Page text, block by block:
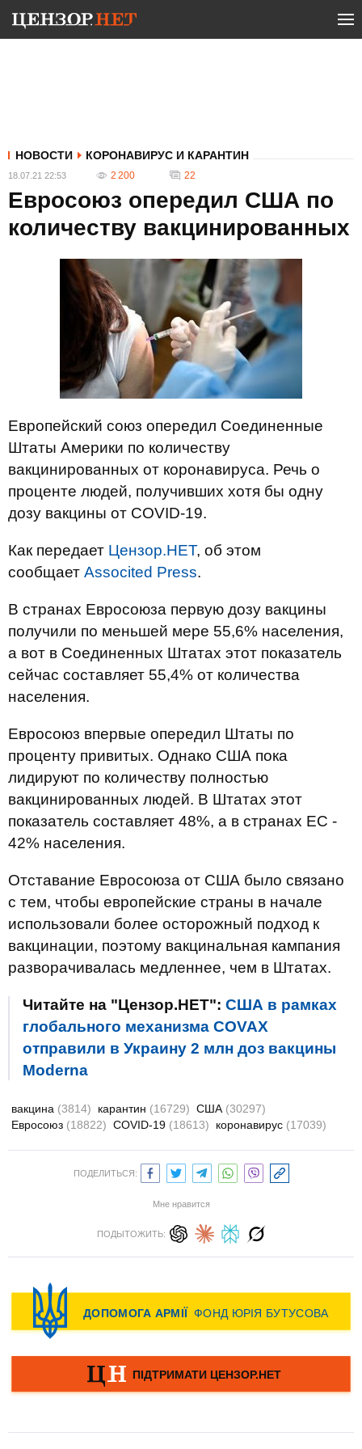
НОВОСТИ КОРОНАВИРУС И КАРАНТИН
18.07.21 22:53 2 200 22
Евросоюз опередил США по
количеству вакцинированных
Европейский союз опередил Соединенные
Штаты Америки по количеству
вакцинированных от коронавируса. Речь о
проценте людей, получивших хотя бы одну
дозу вакцины от COVID-19.
Как передает Цензор.НЕТ, об этом
сообщает Associted Press.
В странах Евросоюза первую дозу вакцины
получили по меньшей мере 55,6% населения,
а вот в Соединенных Штатах этот показатель
сейчас составляет 55,4% от количества
населения.
Евросоюз впервые опередил Штаты по
проценту привитых. Однако США пока
лидируют по количеству полностью
вакцинированных людей. В Штатах этот
показатель составляет 48%, а в странах ЕС -
42% населения.
Отставание Евросоюза от США было связано
с тем, чтобы европейские страны в начале
использовали более осторожный подход к
вакцинации, поэтому вакцинальная кампания
разворачивалась медленнее, чем в Штатах.
Читайте на "Цензор.НЕТ": США в рамках
глобального механизма COVAX
отправили в Украину 2 млн доз вакцины
Moderna
вакцина (3814) карантин (16729) США (30297)
Евросоюз (18822) COVID-19 (18613) коронавирус (17039)
ПОДЕЛИТЬСЯ:
Мне нравится
ПОДЫТОЖИТЬ: